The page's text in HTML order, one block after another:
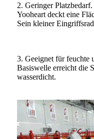
2. Geringer
Yooheart deckt eine
Sein kleiner
3. Geeignet für feuchte
Basiswelle erreicht die
wasserdicht.